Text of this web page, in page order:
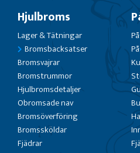
Hjulbroms
Lager & Tätningar
Bromsbacksatser
Bromsvajrar
Bromstrummor
Hjulbromsdetaljer
Obromsade nav
Bromsöverföring
Bromssköldar
Fjädrar